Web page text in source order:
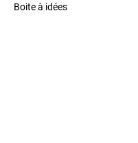
Boite à idées